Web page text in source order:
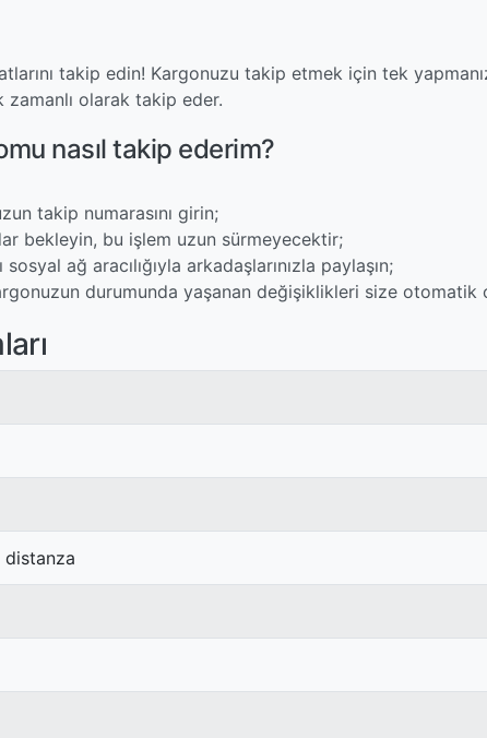
takip edin! Kargonuzu takip etmek için tek
olarak takip eder.
nasıl takip ederim?
takip numarasını girin;
bekleyin, bu işlem uzun sürmeyecektir;
ağ aracılığıyla arkadaşlarınızla paylaşın;
durumunda yaşanan değişiklikleri size otomatik